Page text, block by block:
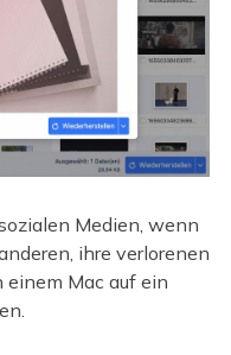
Medien, wenn
ihre verlorenen
Mac auf ein